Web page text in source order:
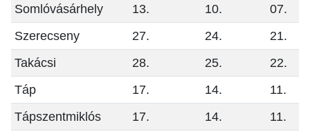
Somlóvásárhely
13. 10.
07.
Szerecseny
27. 24.
21.
Takácsi
28. 25.
22.
Táp
17. 14.
11.
Tápszentmiklós
17. 14.
11.